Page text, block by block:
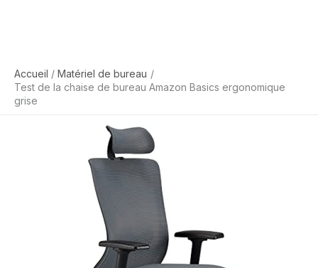
Accueil
Matériel de bureau
Test de la chaise de bureau Amazon Basics ergonomique
grise